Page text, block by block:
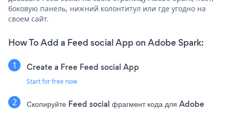
боковую панель, нижний колонтитул или где угодно на
своем сайт.
How To Add a Feed social App on Adobe Spark:
Create a Free Feed social App
Start for free now
Скопируйте Feed social фрагмент кода для Adobe